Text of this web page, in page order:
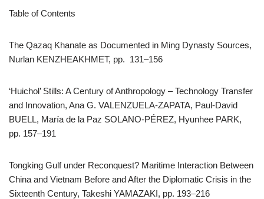
Table of Contents
The Qazaq Khanate as Documented in Ming Dynasty Sources,
Nurlan KENZHEAKHMET, pp. 131–156
‘Huichol’ Stills: A Century of Anthropology – Technology Transfer
and Innovation, Ana G. VALENZUELA-ZAPATA, Paul-David
BUELL, María de la Paz SOLANO-PÉREZ, Hyunhee PARK,
pp. 157–191
Tongking Gulf under Reconquest? Maritime Interaction Between
China and Vietnam Before and After the Diplomatic Crisis in the
Sixteenth Century, Takeshi YAMAZAKI, pp. 193–216